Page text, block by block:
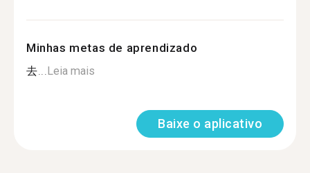
Minhas metas de aprendizado
去...Leia mais
Baixe o aplicativo